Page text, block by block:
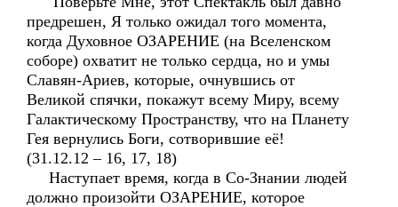
предрешен, Я только ожидал того момента,
когда Духовное ОЗАРЕНИЕ (на Вселенском
соборе) охватит не только сердца, но и умы
Славян-Ариев, которые, очнувшись от
Великой спячки, покажут всему Миру, всему
Галактическому Пространству, что на Планету
Гея вернулись Боги, сотворившие её!
(31.12.12 – 16, 17, 18)
Наступает время, когда в Со-Знании людей
должно произойти ОЗАРЕНИЕ, которое